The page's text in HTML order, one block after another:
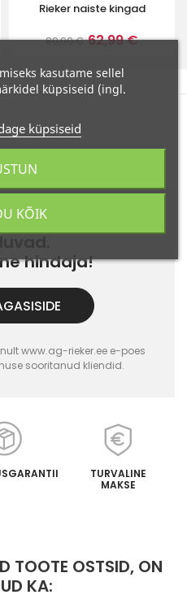
Rieker naiste kingad
89,99 € 62,99 €
arvustused
hindaja!
www.ag-rieker.ee e-poes
sooritanud kliendid.
TURVALINE
MAKSE
TOOTE OSTSID, ON
KA:
kasutame sellel
küpsiseid (ingl.
küpsiseid
KÕIK